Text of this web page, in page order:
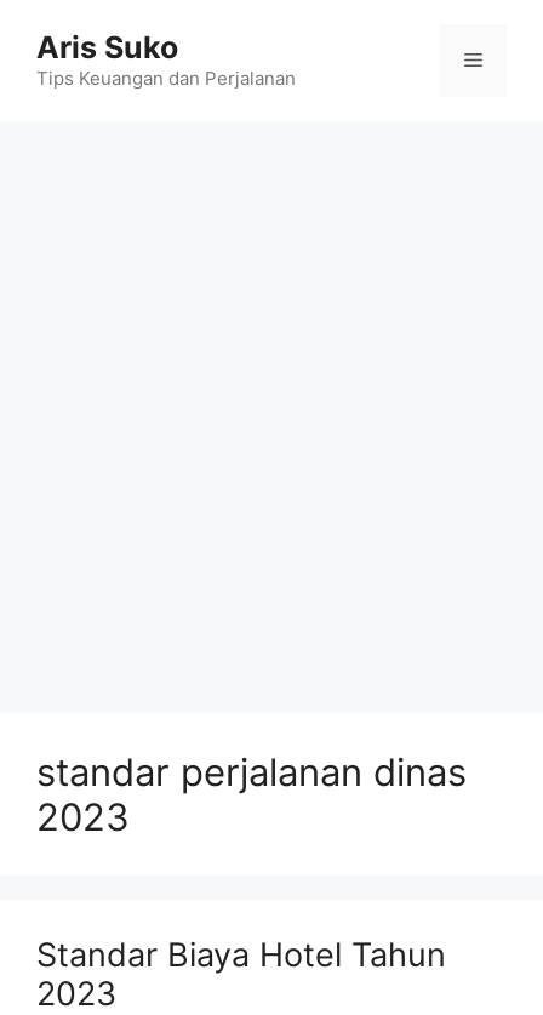
content
Aris Suko
Tips Keuangan dan Perjalanan
Menu
standar perjalanan dinas
2023
Standar Biaya Hotel Tahun
2023